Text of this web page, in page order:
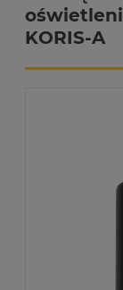
KORIS-A